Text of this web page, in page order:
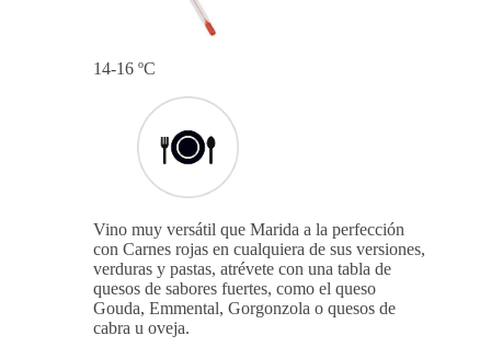
14-16 ºC
Vino muy versátil que Marida a la perfección
con Carnes rojas en cualquiera de sus versiones,
verduras y pastas, atrévete con una tabla de
quesos de sabores fuertes, como el queso
Gouda, Emmental, Gorgonzola o quesos de
cabra u oveja.